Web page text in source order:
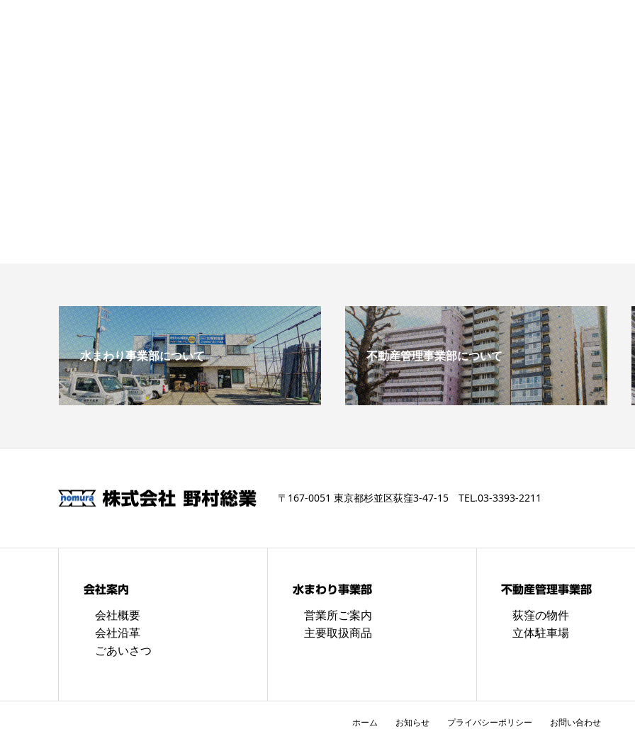
水まわり事業部について 不動産管理事業部について
〒167-0051 東京都杉並区荻窪3-47-15 TEL.03-3393-2211
会社案内
会社概要
会社沿革
ごあいさつ
水まわり事業部
営業所ご案内
主要取扱商品
不動産管理事業部
荻窪の物件
立体駐車場
ホーム お知らせ プライバシーポリシー お問い合わせ